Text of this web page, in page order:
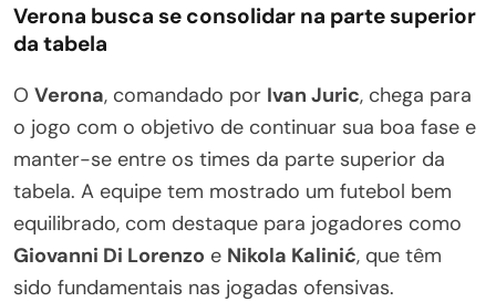
Verona busca se consolidar na parte superior
da tabela
O Verona, comandado por Ivan Juric, chega para
o jogo com o objetivo de continuar sua boa fase e
manter-se entre os times da parte superior da
tabela. A equipe tem mostrado um futebol bem
equilibrado, com destaque para jogadores como
Giovanni Di Lorenzo e Nikola Kalinić, que têm
sido fundamentais nas jogadas ofensivas.